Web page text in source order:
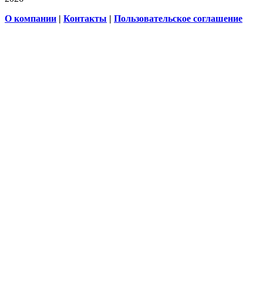
О компании | Контакты | Пользовательское соглашение